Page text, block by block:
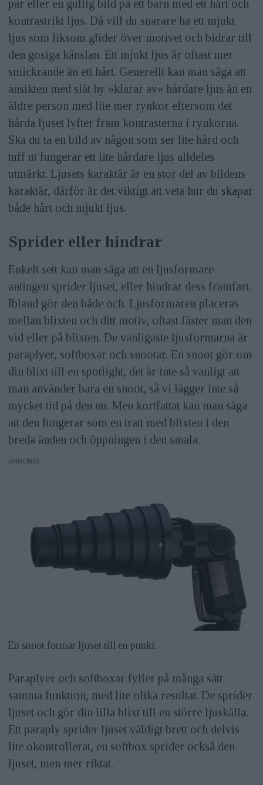
par eller en gullig bild på ett barn med ett hårt och
kontrastrikt ljus. Då vill du snarare ha ett mjukt
ljus som liksom glider över motivet och bidrar till
den gosiga känslan. Ett mjukt ljus är oftast mer
smickrande än ett hårt. Generellt kan man säga att
ansikten med slät hy »klarar av« hårdare ljus än en
äldre person med lite mer rynkor eftersom det
hårda ljuset lyfter fram kontrasterna i rynkorna.
Ska du ta en bild av någon som ser lite hård och
tuff ut fungerar ett lite hårdare ljus alldeles
utmärkt. Ljusets karaktär är en stor del av bildens
karaktär, därför är det viktigt att veta hur du skapar
både hårt och mjukt ljus.
Sprider eller hindrar
Enkelt sett kan man säga att en ljusformare
antingen sprider ljuset, eller hindrar dess framfart.
Ibland gör den både och. Ljusformaren placeras
mellan blixten och ditt motiv, oftast fäster man den
vid eller på blixten. De vanligaste ljusformarna är
paraplyer, softboxar och snootar. En snoot gör om
din blixt till en spotlight, det är inte så vanligt att
man använder bara en snoot, så vi lägger inte så
mycket tid på den nu. Men kortfattat kan man säga
att den fungerar som en tratt med blixten i den
breda änden och öppningen i den smala.
ANNONS
En snoot formar ljuset till en punkt.
Paraplyer och softboxar fyller på många sätt
samma funktion, med lite olika resultat. De sprider
ljuset och gör din lilla blixt till en större ljuskälla.
Ett paraply sprider ljuset väldigt brett och delvis
lite okontrollerat, en softbox sprider också den
ljuset, men mer riktat.